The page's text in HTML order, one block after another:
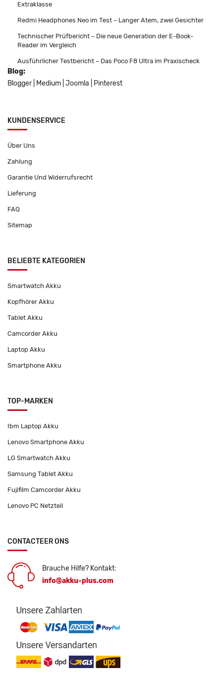
Extraklasse
Redmi Headphones Neo im Test – Langer Atem, zwei Gesichter
Technischer Prüfbericht – Die neue Generation der E-Book-
Reader im Vergleich
Ausführlicher Testbericht – Das Poco F8 Ultra im Praxischeck
Blog:
Blogger
Medium Joomla Pinterest
KUNDENSERVICE
Über Uns
Zahlung
Garantie Und Widerrufsrecht
Lieferung
FAQ
Sitemap
BELIEBTE KATEGORIEN
Smartwatch Akku
Kopfhörer Akku
Tablet Akku
Camcorder Akku
Laptop Akku
Smartphone Akku
TOP-MARKEN
Ibm Laptop Akku
Lenovo Smartphone Akku
LG Smartwatch Akku
Samsung Tablet Akku
Fujifilm Camcorder Akku
Lenovo PC Netzteil
CONTACTEER ONS
Brauche Hilfe? Kontakt:
info@akku-plus.com